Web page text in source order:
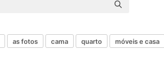
as fotos cama quarto móveis e casa